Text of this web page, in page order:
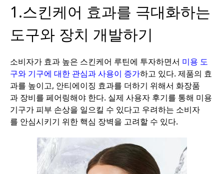
1.스킨케어 효과를 극대화하는
도구와 장치 개발하기
소비자가 효과 높은 스킨케어 루틴에 투자하면서 미용 도
구와 기구에 대한 관심과 사용이 증가하고 있다. 제품의 효
과를 높이고, 안티에이징 효과를 더하기 위해서 화장품
과 장비를 페어링해야 한다. 실제 사용자 후기를 통해 미용
기구가 피부 손상을 일으킬 수 있다고 우려하는 소비자
를 안심시키기 위한 핵심 장벽을 고려할 수 있다.